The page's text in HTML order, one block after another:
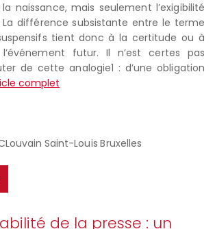
naissance, mais seulement l’exigibilité
La différence subsistante entre le terme
tient donc à la certitude ou à
futur. Il n’est certes pas
de cette analogie1 : d’une obligation
complet
Saint-Louis Bruxelles
de la presse : un